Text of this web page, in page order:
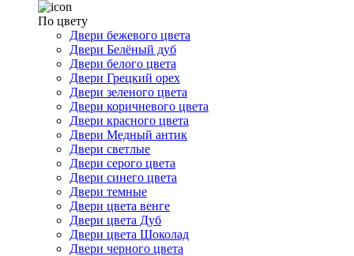
По цвету
Двери бежевого цвета
Двери Белёный дуб
Двери белого цвета
Двери Грецкий орех
Двери зеленого цвета
Двери коричневого цвета
Двери красного цвета
Двери Медный антик
Двери светлые
Двери серого цвета
Двери синего цвета
Двери темные
Двери цвета венге
Двери цвета Дуб
Двери цвета Шоколад
Двери черного цвета